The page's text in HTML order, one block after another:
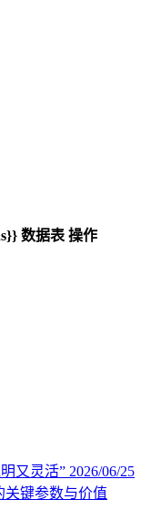
数据表 操作
又灵活” 2026/06/25
关键参数与价值